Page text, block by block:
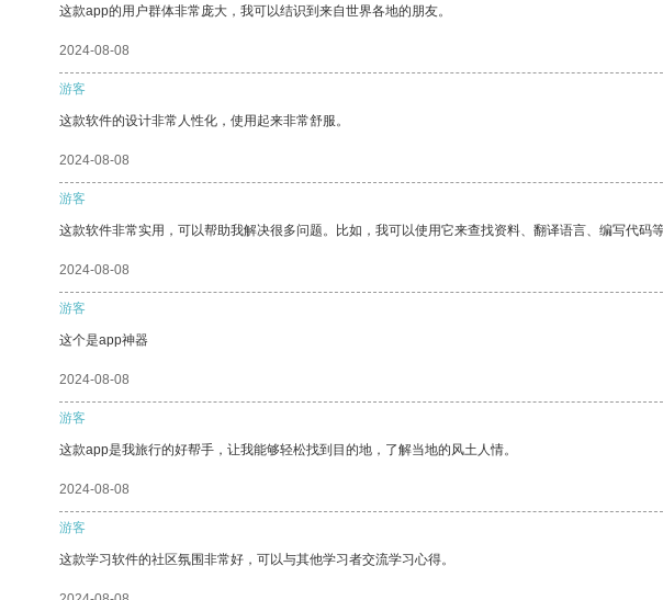
这款app的用户群体非常庞大，我可以结识到来自世界各地的朋友。
2024-08-08
游客
这款软件的设计非常人性化，使用起来非常舒服。
2024-08-08
游客
这款软件非常实用，可以帮助我解决很多问题。比如，我可以使用它来查找资料、翻译语言、编写代码等
2024-08-08
游客
这个是app神器
2024-08-08
游客
这款app是我旅行的好帮手，让我能够轻松找到目的地，了解当地的风土人情。
2024-08-08
游客
这款学习软件的社区氛围非常好，可以与其他学习者交流学习心得。